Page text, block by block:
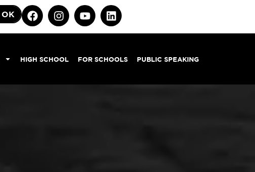
OK
HIGH SCHOOL FOR SCHOOLS PUBLIC SPEAKING